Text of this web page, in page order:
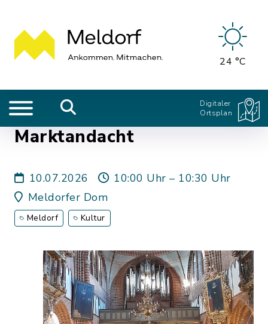
24 °C
Digitaler
Ortsplan
Marktandacht
10.07.2026
10:00 Uhr – 10:30 Uhr
Meldorfer Dom
Meldorf Kultur